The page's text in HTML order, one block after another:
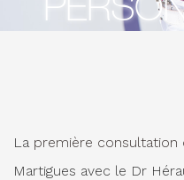
La première consultation
Martigues avec le Dr